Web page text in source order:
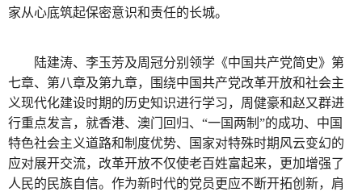
家从心底筑起保密意识和责任的长城。
陆建涛、李玉芳及周冠分别领学《中国共产党简史》第
七章、第八章及第九章，围绕中国共产党改革开放和社会主
义现代化建设时期的历史知识进行学习，周健豪和赵又群进
行重点发言，就香港、澳门回归、“一国两制”的成功、中国
特色社会主义道路和制度优势、国家对特殊时期风云变幻的
应对展开交流，改革开放不仅使老百姓富起来，更加增强了
人民的民族自信。作为新时代的党员更应不断开拓创新，肩